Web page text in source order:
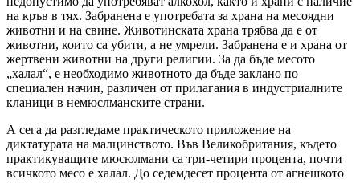
на кръв в тях. Забранена е употребата за храна на месоядни
животни и на свине. Животинската храна трябва да е от
животни, които са убити, а не умрели. Забранена е и храна от
жертвени животни на други религии. За да бъде месото
„халал“, е необходимо животното да бъде заклано по
специален начин, различен от прилагания в индустриалните
кланици в немюслманските страни.
А сега да разгледаме практическото приложение на
диктатурата на малцинството. Във Великобритания, където
практикуващите мюсюлмани са три-четири процента, почти
всичкото месо е халал. До седемдесет процента от агнешкото